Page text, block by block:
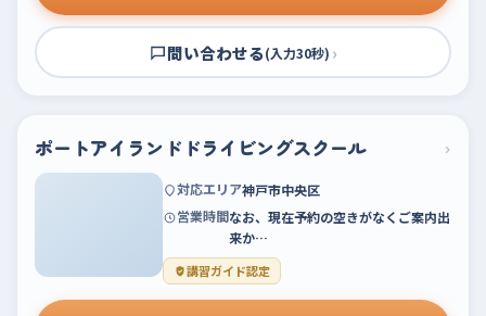
問い合わせる(入力30秒) ›
ポートアイランドドライビングスクール ›
対応エリア神戸市中央区
営業時間なお、現在予約の空きがなくご案内出
来か…
講習ガイド認定